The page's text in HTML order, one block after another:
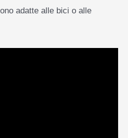
adatte alle bici o alle